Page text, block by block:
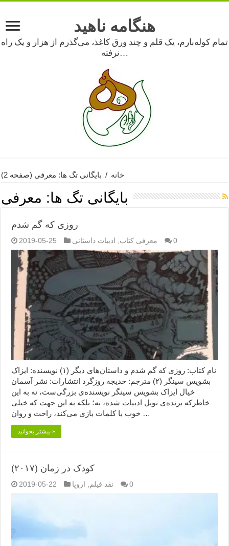
هنگامه ناهید
تمام کوله‌بارم، یک قلم و چند ورق کاغذ، می‌گذرم از هزار و یک راه
نرفته…
خانه / بایگانی تگ ها: معرفی (صفحه 2)
بایگانی تگ ها: معرفی
روزی که گم شدم
2019-05-25 معرفی کتاب ادبیات داستانی 0
نام کتاب: روزی که گم شدم و داستان‌های دیگر (۱) نویسنده: ایزاک
بشویس سینگر (۲) مترجم: خدیجه روزگرد انتشارات: نشر آسمان
خیال ایزاک بشویس سینگر نویسنده‌ی بزرگی‌ست، نه به این
خاطرکه برنده‌ی نوبل ادبیات شده، نه؛ بلکه به این جهت که خیلی
خوب با کلمات بازی می‌کند، راحت و روان …
بیشتر بخوانید »
کودک در زمان (۲۰۱۷)
2019-05-22 نقد فیلم اروپا 0